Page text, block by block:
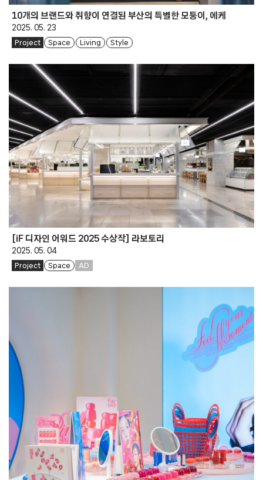
10개의 브랜드와 취향이 연결된 부산의 특별한 모퉁이, 에케
2025. 05. 23
Project Space Living Style
[iF 디자인 어워드 2025 수상작] 라보토리
2025. 05. 04
Project Space AD